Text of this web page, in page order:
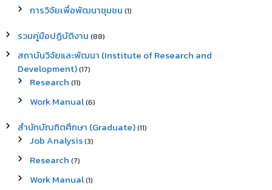
การวิจัยเพื่อพัฒนาชุมชน (1)
รวมคู่มือปฏิบัติงาน (88)
สถาบันวิจัยและพัฒนา (Institute of Research and
Development)(17)
Research (11)
Work Manual(6)
สำนักบัณฑิตศึกษา (Graduate)(11)
Job Analysis(3)
Research (7)
Work Manual(1)